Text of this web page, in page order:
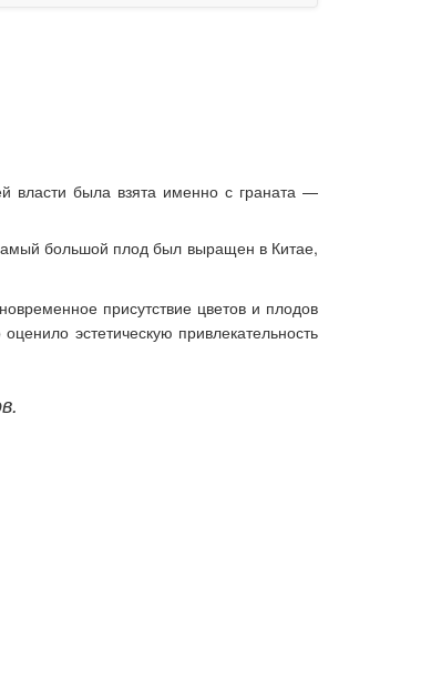
власти была взята именно с граната —
большой плод был выращен в Китае,
присутствие цветов и плодов
эстетическую привлекательность